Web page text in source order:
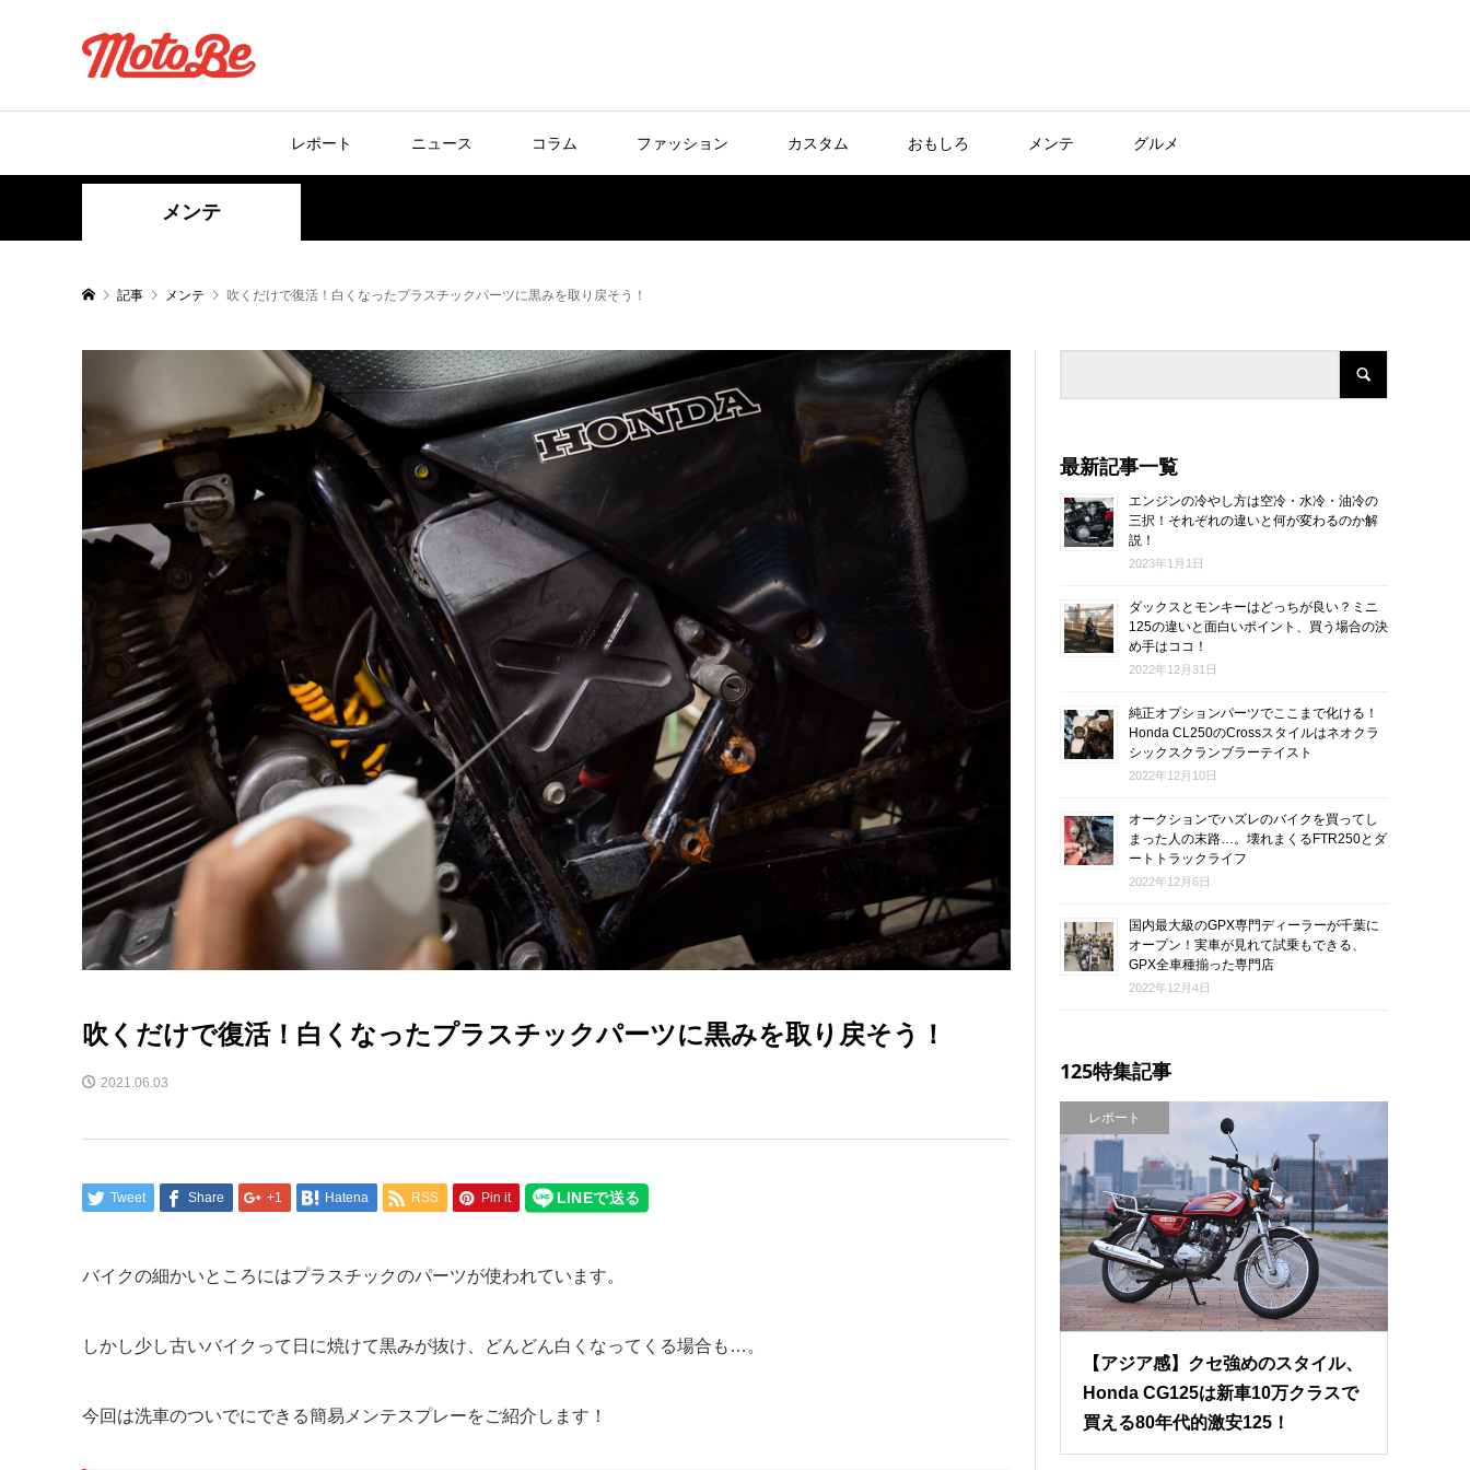
レポート ニュース コラム ファッション カスタム おもしろ メンテ グルメ
メンテ
記事 メンテ 吹くだけで復活！白くなったプラスチックパーツに黒みを取り戻そう！
吹くだけで復活！白くなったプラスチックパーツに黒みを取り戻そう！
2021.06.03
Tweet Share +1 Hatena RSS Pin it
バイクの細かいところにはプラスチックのパーツが使われています。
しかし少し古いバイクって日に焼けて黒みが抜け、どんどん白くなってくる場合も…。
今回は洗車のついでにできる簡易メンテスプレーをご紹介します！
最新記事一覧
エンジンの冷やし方は空冷・水冷・油冷の
三択！それぞれの違いと何が変わるのか解
説！
2023年1月1日
ダックスとモンキーはどっちが良い？ミニ
125の違いと面白いポイント、買う場合の決
め手はココ！
2022年12月31日
純正オプションパーツでここまで化ける！
Honda CL250のCrossスタイルはネオクラ
シックスクランブラーテイスト
2022年12月10日
オークションでハズレのバイクを買ってし
まった人の末路…。壊れまくるFTR250とダ
ートトラックライフ
2022年12月6日
国内最大級のGPX専門ディーラーが千葉に
オープン！実車が見れて試乗もできる、
GPX全車種揃った専門店
2022年12月4日
125特集記事
レポート
【アジア感】クセ強めのスタイル、
Honda CG125は新車10万クラスで
買える80年代的激安125！